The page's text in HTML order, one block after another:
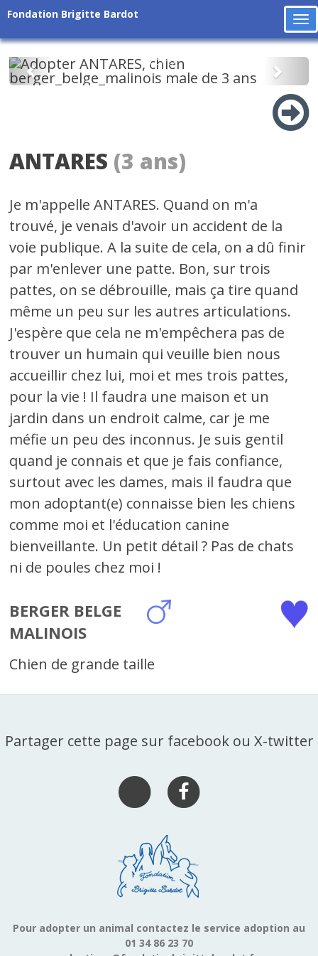
Fondation Brigitte Bardot
Précédent
ANTARES (3 ans)
Je m'appelle ANTARES. Quand on m'a
trouvé, je venais d'avoir un accident de la
voie publique. A la suite de cela, on a dû finir
par m'enlever une patte. Bon, sur trois
pattes, on se débrouille, mais ça tire quand
même un peu sur les autres articulations.
J'espère que cela ne m'empêchera pas de
trouver un humain qui veuille bien nous
accueillir chez lui, moi et mes trois pattes,
pour la vie ! Il faudra une maison et un
jardin dans un endroit calme, car je me
méfie un peu des inconnus. Je suis gentil
quand je connais et que je fais confiance,
surtout avec les dames, mais il faudra que
mon adoptant(e) connaisse bien les chiens
comme moi et l'éducation canine
bienveillante. Un petit détail ? Pas de chats
ni de poules chez moi !
BERGER BELGE
MALINOIS
Chien de grande taille
Partager cette page sur facebook ou X-twitter
Pour adopter un animal contactez le service adoption au
01 34 86 23 70